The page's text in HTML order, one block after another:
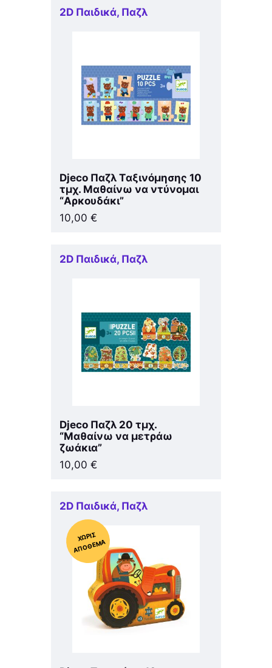
2D Παιδικά, Παζλ
Djeco Παζλ Tαξινόμησης 10
τμχ. Μαθαίνω να ντύνομαι
“Αρκουδάκι”
10,00 €
2D Παιδικά, Παζλ
Djeco Παζλ 20 τμχ.
“Μαθαίνω να μετράω
ζωάκια”
10,00 €
2D Παιδικά, Παζλ
Χ
ΩΡΊΣ
Α
Π
Ό
ΘΕ
ΜΑ